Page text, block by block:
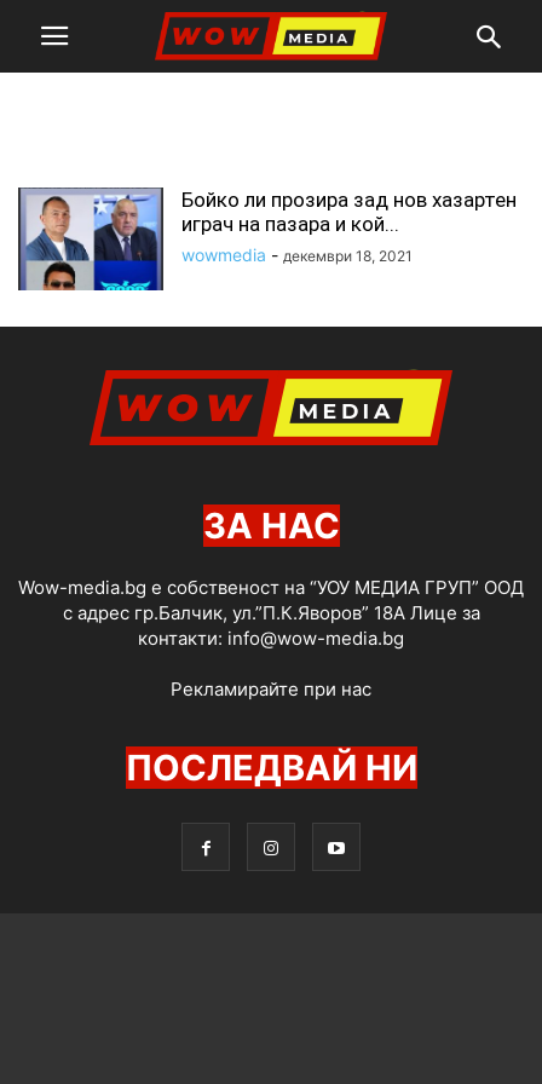
Бойко ли прозира зад нов хазартен
играч на пазара и кой...
wowmedia - декември 18, 2021
ЗА НАС
Wow-media.bg е собственост на “УОУ МЕДИА ГРУП” ООД
с адрес гр.Балчик, ул.”П.К.Яворов” 18А Лице за
контакти: info@wow-media.bg
Рекламирайте при нас
ПОСЛЕДВАЙ НИ